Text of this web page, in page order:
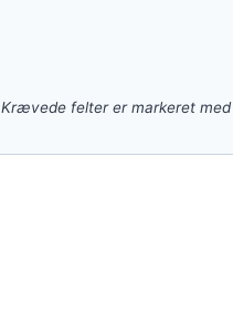
Krævede felter er markeret med